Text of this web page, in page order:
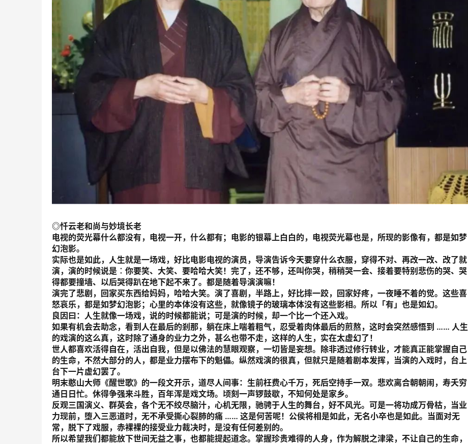
◎忏云老和尚与妙境长老
电视的荧光幕什么都没有，电视一开，什么都有；电影的银幕上白白的，电视荧光幕也是，所现的影像有，都是如梦
幻泡影。
实际也是如此，人生就是一场戏，好比电影电视的演员，导演告诉今天要穿什么衣服，穿得不对、再改一改、改了就
演，演的时候说是︰你要笑、大笑、要哈哈大笑！完了，还不够，还叫你哭，稍稍哭一会、接着要特别悲伤的哭、哭
得都要撞墙、以后哭得趴在地下起不来了。都是随着导演演嘛！
演完了悲剧，回家买东西给妈妈，哈哈大笑。演了喜剧，半路上，好比摔一跤，回家好疼，一夜睡不着的觉。这些喜
怒哀乐，都是如梦幻泡影；心里的本体没有这些，就像镜子的玻璃本体没有这些影相。所以「有」也是如幻。
良因曰： 人生就像一场戏，说的时候都能说；可是演的时候，却一个比一个还入戏。
如果有机会去助念，看到人在最后的剎那，躺在床上喘着粗气，忍受着肉体最后的煎熬，这时会突然感悟到 …… 人生
的戏演的这么真，这时除了通身的业力之外，甚么也带不走，这样的人生，实在太虚幻了！
世人都喜欢活得自在，活出自我，但是以佛法的慧眼观察，一切皆是妄想。除非透过修行转业，才能真正能掌握自己
的生命，不然大部分的人，都是业力摆布下的魁儡。纵然戏演的很真，但就只是随着剧本发挥，当演的入戏时，台上
台下一片虚幻罢了。
明末憨山大师《醒世歌》的一段文开示，道尽人间事：生前枉费心千万，死后空持手一双。悲欢离合朝朝闹，寿夭穷
通日日忙。休得争强来斗胜，百年浑是戏文场。顷刻一声锣鼓歇，不知何处是家乡。
反观三国演义、群英会，各个无不绞尽脑汁，心机无限，驰骋于人生的舞台，好不风光。可是一将功成万骨枯，当业
力现前，堕入三恶道时，无不承受撕心裂肺的痛 …… 这是何苦呢！公侯将相是如此，无名小卒也是如此。当面对无
常，脱下了戏服，赤裸裸的接受业力裁决时，是没有任何差别的。
所以希望我们都能放下世间无益之事，也都能提起道念。掌握珍贵难得的人身，作为解脱之津梁，不让自己的生命，